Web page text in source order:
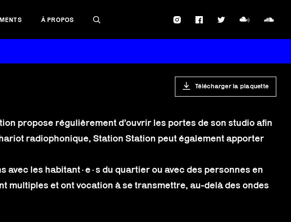
À PROPOS
Télécharger la plaquette
propose régulièrement d’ouvrir les portes de son studio afin
radiophonique, Station Station peut également apporter
les habitant·e·s du quartier ou avec des personnes en
multiples et ont vocation à se transmettre, au-delà des ondes